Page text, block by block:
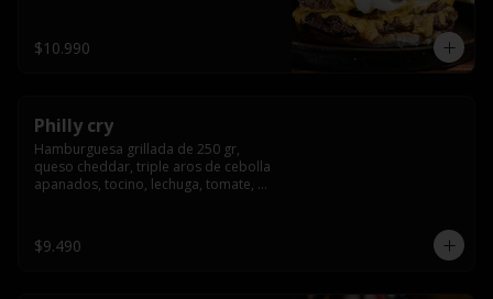
$10.990
Philly cry
Hamburguesa grillada de 250 gr,
queso cheddar, triple aros de cebolla
apanados, tocino, lechuga, tomate,
$9.490